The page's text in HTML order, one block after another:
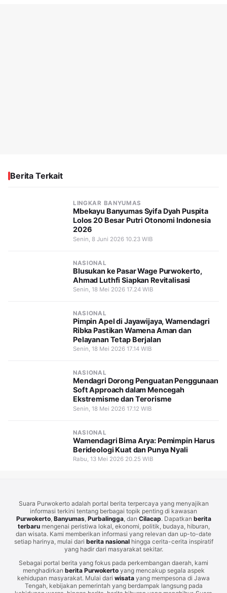
Berita Terkait
LINGKAR BANYUMAS
Mbekayu Banyumas Syifa Dyah Puspita
Lolos 20 Besar Putri Otonomi Indonesia
2026
Senin, 8 Juni 2026 10.23 WIB
NASIONAL
Blusukan ke Pasar Wage Purwokerto,
Ahmad Luthfi Siapkan Revitalisasi
Senin, 18 Mei 2026 17.24 WIB
NASIONAL
Pimpin Apel di Jayawijaya, Wamendagri
Ribka Pastikan Wamena Aman dan
Pelayanan Tetap Berjalan
Senin, 18 Mei 2026 17.14 WIB
NASIONAL
Mendagri Dorong Penguatan Penggunaan
Soft Approach dalam Mencegah
Ekstremisme dan Terorisme
Senin, 18 Mei 2026 17.12 WIB
NASIONAL
Wamendagri Bima Arya: Pemimpin Harus
Berideologi Kuat dan Punya Nyali
Rabu, 13 Mei 2026 20.25 WIB
Suara Purwokerto adalah portal berita terpercaya yang menyajikan
informasi terkini tentang berbagai topik penting di kawasan
Purwokerto, Banyumas, Purbalingga, dan Cilacap. Dapatkan berita
terbarumengenai peristiwa lokal, ekonomi, politik, budaya, hiburan,
dan wisata. Kami memberikan informasi yang relevan dan up-to-date
setiap harinya, mulai dari berita nasionalhingga cerita-cerita inspiratif
yang hadir dari masyarakat sekitar.
Sebagai portal berita yang fokus pada perkembangan daerah, kami
menghadirkan berita Purwokertoyang mencakup segala aspek
kehidupan masyarakat. Mulai dari wisata yang mempesona di Jawa
Tengah, kebijakan pemerintah yang berdampak langsung pada